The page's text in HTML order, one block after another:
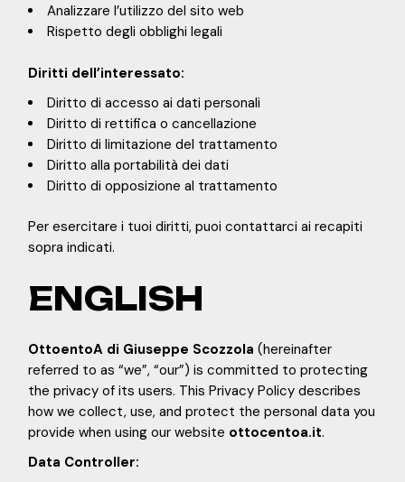
Analizzare l’utilizzo del sito web
Rispetto degli obblighi legali
Diritti dell’interessato:
Diritto di accesso ai dati personali
Diritto di rettifica o cancellazione
Diritto di limitazione del trattamento
Diritto alla portabilità dei dati
Diritto di opposizione al trattamento
Per esercitare i tuoi diritti, puoi contattarci ai recapiti
sopra indicati.
ENGLISH
OttoentoA di Giuseppe Scozzola (hereinafter
referred to as “we”, “our”) is committed to protecting
the privacy of its users. This Privacy Policy describes
how we collect, use, and protect the personal data you
provide when using our website ottocentoa.it.
Data Controller: